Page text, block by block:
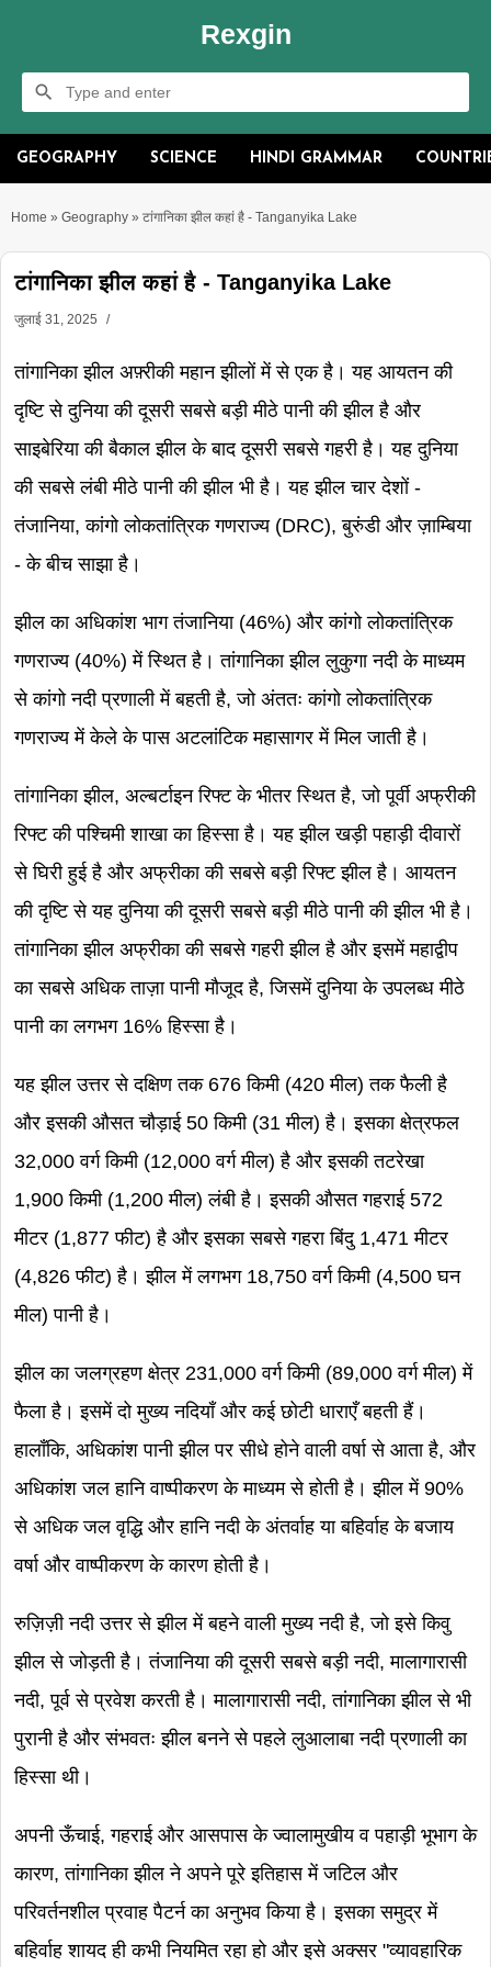
Rexgin
GEOGRAPHY SCIENCE HINDI GRAMMAR
Home » Geography » टांगानिका झील कहां है - Tanganyika Lake
टांगानिका झील कहां है - Tanganyika Lake
जुलाई 31, 2025
तांगानिका झील अफ़्रीकी महान झीलों में से एक है। यह आयतन की
दृष्टि से दुनिया की दूसरी सबसे बड़ी मीठे पानी की झील है और
साइबेरिया की बैकाल झील के बाद दूसरी सबसे गहरी है। यह दुनिया
की सबसे लंबी मीठे पानी की झील भी है। यह झील चार देशों -
तंजानिया, कांगो लोकतांत्रिक गणराज्य (DRC), बुरुंडी और ज़ाम्बिया
- के बीच साझा है।
झील का अधिकांश भाग तंजानिया (46%) और कांगो लोकतांत्रिक
गणराज्य (40%) में स्थित है। तांगानिका झील लुकुगा नदी के माध्यम
से कांगो नदी प्रणाली में बहती है, जो अंततः कांगो लोकतांत्रिक
गणराज्य में केले के पास अटलांटिक महासागर में मिल जाती है।
तांगानिका झील, अल्बर्टाइन रिफ्ट के भीतर स्थित है, जो पूर्वी अफ्रीकी
रिफ्ट की पश्चिमी शाखा का हिस्सा है। यह झील खड़ी पहाड़ी दीवारों
से घिरी हुई है और अफ्रीका की सबसे बड़ी रिफ्ट झील है। आयतन
की दृष्टि से यह दुनिया की दूसरी सबसे बड़ी मीठे पानी की झील भी है।
तांगानिका झील अफ्रीका की सबसे गहरी झील है और इसमें महाद्वीप
का सबसे अधिक ताज़ा पानी मौजूद है, जिसमें दुनिया के उपलब्ध मीठे
पानी का लगभग 16% हिस्सा है।
यह झील उत्तर से दक्षिण तक 676 किमी (420 मील) तक फैली है
और इसकी औसत चौड़ाई 50 किमी (31 मील) है। इसका क्षेत्रफल
32,000 वर्ग किमी (12,000 वर्ग मील) है और इसकी तटरेखा
1,900 किमी (1,200 मील) लंबी है। इसकी औसत गहराई 572
मीटर (1,877 फीट) है और इसका सबसे गहरा बिंदु 1,471 मीटर
(4,826 फीट) है। झील में लगभग 18,750 वर्ग किमी (4,500 घन
मील) पानी है।
झील का जलग्रहण क्षेत्र 231,000 वर्ग किमी (89,000 वर्ग मील) में
फैला है। इसमें दो मुख्य नदियाँ और कई छोटी धाराएँ बहती हैं।
हालाँकि, अधिकांश पानी झील पर सीधे होने वाली वर्षा से आता है, और
अधिकांश जल हानि वाष्पीकरण के माध्यम से होती है। झील में 90%
से अधिक जल वृद्धि और हानि नदी के अंतर्वाह या बहिर्वाह के बजाय
वर्षा और वाष्पीकरण के कारण होती है।
रुज़िज़ी नदी उत्तर से झील में बहने वाली मुख्य नदी है, जो इसे किवु
झील से जोड़ती है। तंजानिया की दूसरी सबसे बड़ी नदी, मालागारासी
नदी, पूर्व से प्रवेश करती है। मालागारासी नदी, तांगानिका झील से भी
पुरानी है और संभवतः झील बनने से पहले लुआलाबा नदी प्रणाली का
हिस्सा थी।
अपनी ऊँचाई, गहराई और आसपास के ज्वालामुखीय व पहाड़ी भूभाग के
कारण, तांगानिका झील ने अपने पूरे इतिहास में जटिल और
परिवर्तनशील प्रवाह पैटर्न का अनुभव किया है। इसका समुद्र में
बहिर्वाह शायद ही कभी नियमित रहा हो और इसे अक्सर "व्यावहारिक